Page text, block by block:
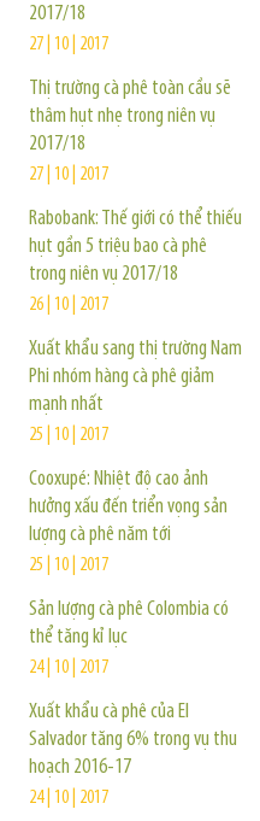
2017/18
27 | 10 | 2017
Thị trường cà phê toàn cầu sẽ
thâm hụt nhẹ trong niên vụ
2017/18
27 | 10 | 2017
Rabobank: Thế giới có thể thiếu
hụt gần 5 triệu bao cà phê
trong niên vụ 2017/18
26 | 10 | 2017
Xuất khẩu sang thị trường Nam
Phi nhóm hàng cà phê giảm
mạnh nhất
25 | 10 | 2017
Cooxupé: Nhiệt độ cao ảnh
hưởng xấu đến triển vọng sản
lượng cà phê năm tới
25 | 10 | 2017
Sản lượng cà phê Colombia có
thể tăng kỉ lục
24 | 10 | 2017
Xuất khẩu cà phê của El
Salvador tăng 6% trong vụ thu
hoạch 2016-17
24 | 10 | 2017